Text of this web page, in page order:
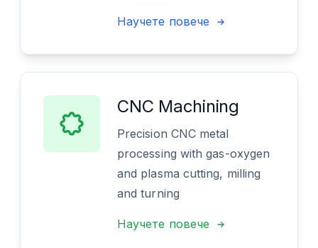
Научете повече
CNC Machining
Precision CNC metal
processing with gas-oxygen
and plasma cutting, milling
and turning
Научете повече